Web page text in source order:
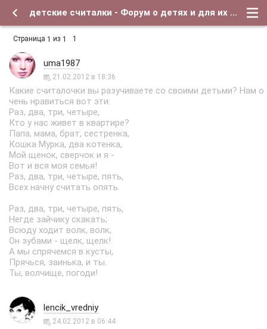
детские считалки - Форум о детях и для их родителей
Страница 1 из 1 1
uma1987
21.02.2012 в 18:36
Какие считалочки вы разучиваете со своими детьми? Нам о
чень нравиться вот эти:
Раз, два, три, четыре,
Кто у нас живет в квартире?
Папа, мама, брат, сестренка,
Кошка Мурка, два котенка,
Мой щенок, сверчок и я -
Вот и вся моя семья!
Раз, два, три, четыре, пять,
Всех начну считать опять.
Раз, два, три, четыре, пять,
Негде зайчику скакать;
Всюду ходит волк, волк,
Он зубами - щелк, щелк!
А мы спрячемся в кусты,
Прячься, заинька, и ты.
Ты, волчище, погоди!
lencik_vredniy
24.02.2012 в 06:44